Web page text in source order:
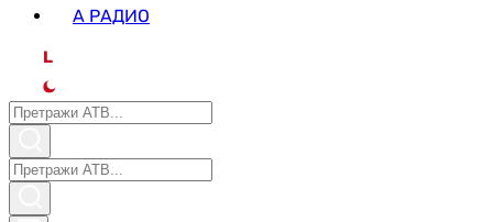
А РАДИО
L